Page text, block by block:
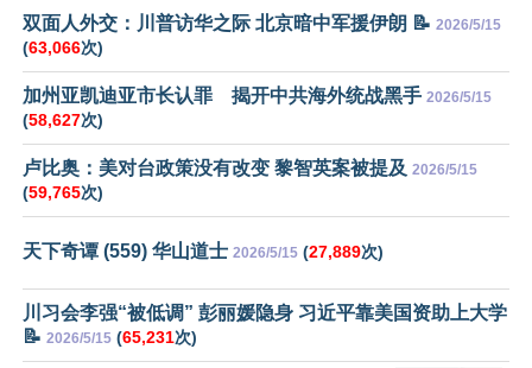
双面人外交：川普访华之际 北京暗中军援伊朗 📝 2026/5/15
(63,066次)
加州亚凯迪亚市长认罪 揭开中共海外统战黑手 2026/5/15
(58,627次)
卢比奥：美对台政策没有改变 黎智英案被提及 2026/5/15
(59,765次)
天下奇谭 (559) 华山道士 2026/5/15 (27,889次)
川习会李强“被低调” 彭丽媛隐身 习近平靠美国资助上大学
📝 2026/5/15 (65,231次)